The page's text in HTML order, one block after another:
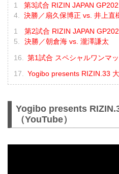
第3試合 RIZIN JAPAN
決勝／扇久保博正 vs. 井上直
第2試合 RIZIN JAPAN
決勝／朝倉海 vs. 瀧澤謙太
第1試合 スペシャルワンマ
Yogibo presents RIZIN.33
Yogibo presents
（YouTube）